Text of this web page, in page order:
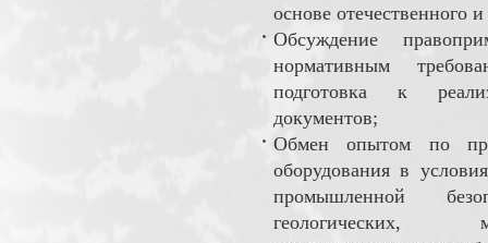
основе отечественного
Обсуждение
нормативным
подготовка к
документов;
Обмен опытом по
оборудования в
промышленной
геологических,